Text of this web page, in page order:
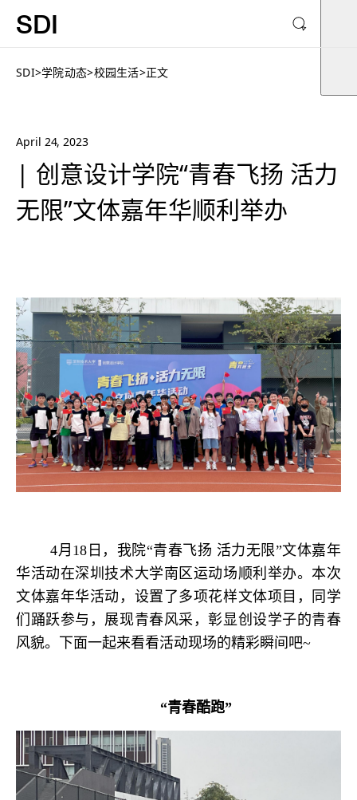
SDI
SDI>学院动态>校园生活>正文
April 24, 2023
| 创意设计学院“青春飞扬 活力
无限”文体嘉年华顺利举办
4月18日，我院“青春飞扬 活力无限”文体嘉年
华活动在深圳技术大学南区运动场顺利举办。本次
文体嘉年华活动，设置了多项花样文体项目，同学
们踊跃参与，展现青春风采，彰显创设学子的青春
风貌。下面一起来看看活动现场的精彩瞬间吧~
“青春酷跑”